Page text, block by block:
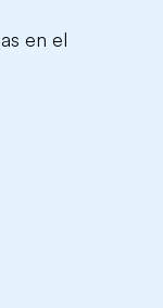
en el